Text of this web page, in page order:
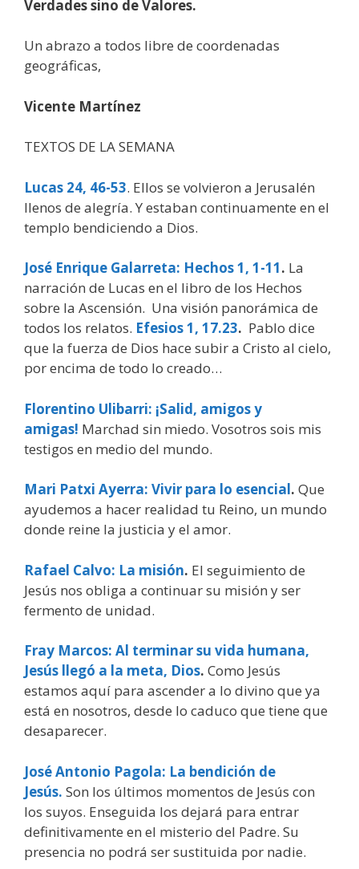
Verdades sino de Valores.
Un abrazo a todos libre de coordenadas
geográficas,
Vicente Martínez
TEXTOS DE LA SEMANA
Lucas 24, 46-53. Ellos se volvieron a Jerusalén
llenos de alegría. Y estaban continuamente en el
templo bendiciendo a Dios.
José Enrique Galarreta: Hechos 1, 1-11. La
narración de Lucas en el libro de los Hechos
sobre la Ascensión. Una visión panorámica de
todos los relatos. Efesios 1, 17.23. Pablo dice
que la fuerza de Dios hace subir a Cristo al cielo,
por encima de todo lo creado…
Florentino Ulibarri: ¡Salid, amigos y
amigas! Marchad sin miedo. Vosotros sois mis
testigos en medio del mundo.
Mari Patxi Ayerra: Vivir para lo esencial. Que
ayudemos a hacer realidad tu Reino, un mundo
donde reine la justicia y el amor.
Rafael Calvo: La misión. El seguimiento de
Jesús nos obliga a continuar su misión y ser
fermento de unidad.
Fray Marcos: Al terminar su vida humana,
Jesús llegó a la meta, Dios. Como Jesús
estamos aquí para ascender a lo divino que ya
está en nosotros, desde lo caduco que tiene que
desaparecer.
José Antonio Pagola: La bendición de
Jesús. Son los últimos momentos de Jesús con
los suyos. Enseguida los dejará para entrar
definitivamente en el misterio del Padre. Su
presencia no podrá ser sustituida por nadie.